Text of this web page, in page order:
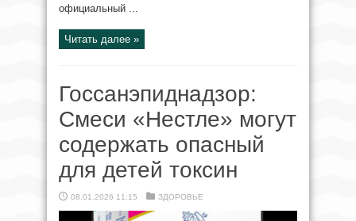
официальный ...
Читать далее »
Госсанэпиднадзор:
Смеси «Нестле» могут
содержать опасный
для детей токсин
08.01.2026 11:15 ЗДОРОВЬЕ